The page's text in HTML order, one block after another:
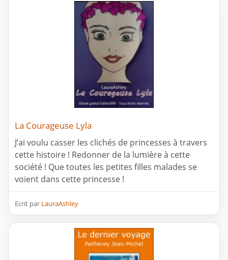
La Courageuse Lyla
J’ai voulu casser les clichés de princesses à travers
cette histoire ! Redonner de la lumière à cette
société ! Que toutes les petites filles malades se
voient dans cette princesse !
Ecrit par LauraAshley